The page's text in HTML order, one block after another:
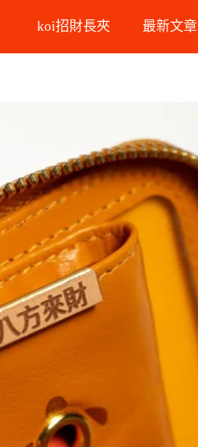
koi招財長夾 最新文章